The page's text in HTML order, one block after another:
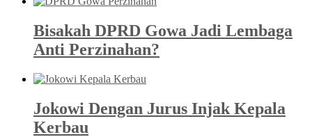
Bisakah DPRD Gowa Jadi Lembaga
Anti Perzinahan?
Jokowi Dengan Jurus Injak Kepala
Kerbau